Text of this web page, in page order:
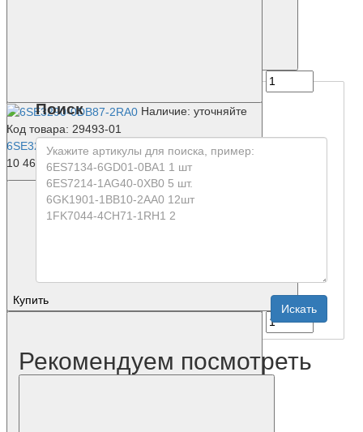
Наличие: уточняйте
Код товара: 29493-01
6SE3290-0DB87-2RA0
10 467 р.
Купить
Поиск
Рекомендуем посмотреть